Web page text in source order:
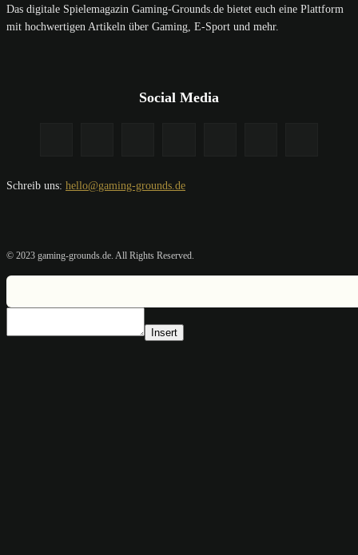
Das digitale Spielemagazin Gaming-Grounds.de bietet euch eine Plattform
mit hochwertigen Artikeln über Gaming, E-Sport und mehr.
Social Media
Schreib uns: hello@gaming-grounds.de
© 2023 gaming-grounds.de. All Rights Reserved.
Insert